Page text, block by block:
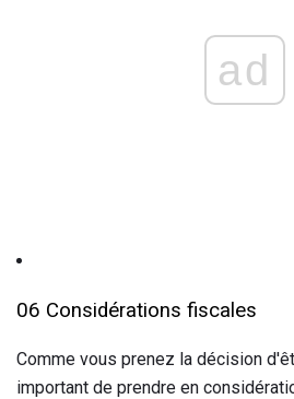
ad
06 Considérations fiscales
Comme vous prenez la décision
important de prendre en